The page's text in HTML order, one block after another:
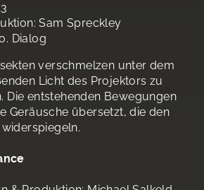
Sam Spreckley
Dialog
verschmelzen unter dem
Licht des Projektors zu
Die entstehenden Bewegungen
Geräusche übersetzt, die den